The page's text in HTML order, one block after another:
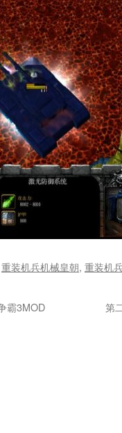
重装机兵机械皇朝, 重装机
霸3MOD
第